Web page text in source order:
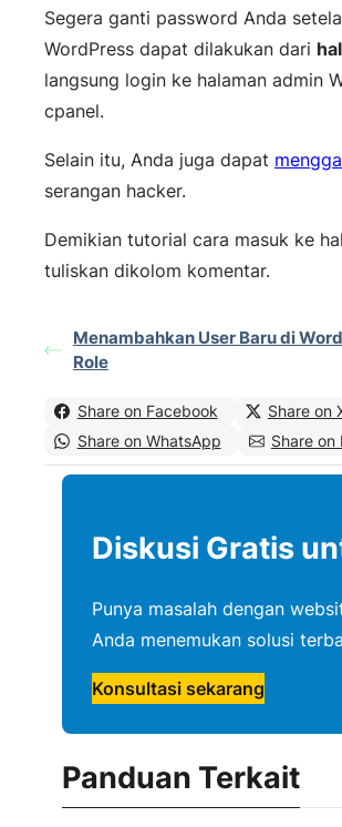
Segera ganti password Anda
WordPress dapat dilakukan dari
langsung login ke halaman admin
cpanel.
Selain itu, Anda juga dapat
serangan hacker.
Demikian tutorial cara masuk ke
tuliskan dikolom komentar.
Menambahkan User Baru di
Role
Share on Facebook Share on
Share on WhatsApp
Share on
Diskusi Gratis
Punya masalah dengan
Anda menemukan solusi
Konsultasi sekarang
Panduan Terkait